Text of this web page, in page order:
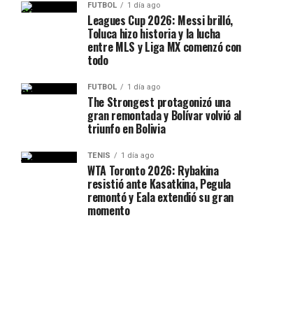
FUTBOL 1 día ago
Leagues Cup 2026: Messi brilló,
Toluca hizo historia y la lucha
entre MLS y Liga MX comenzó con
todo
FUTBOL 1 día ago
The Strongest protagonizó una
gran remontada y Bolívar volvió al
triunfo en Bolivia
TENIS 1 día ago
WTA Toronto 2026: Rybakina
resistió ante Kasatkina, Pegula
remontó y Eala extendió su gran
momento